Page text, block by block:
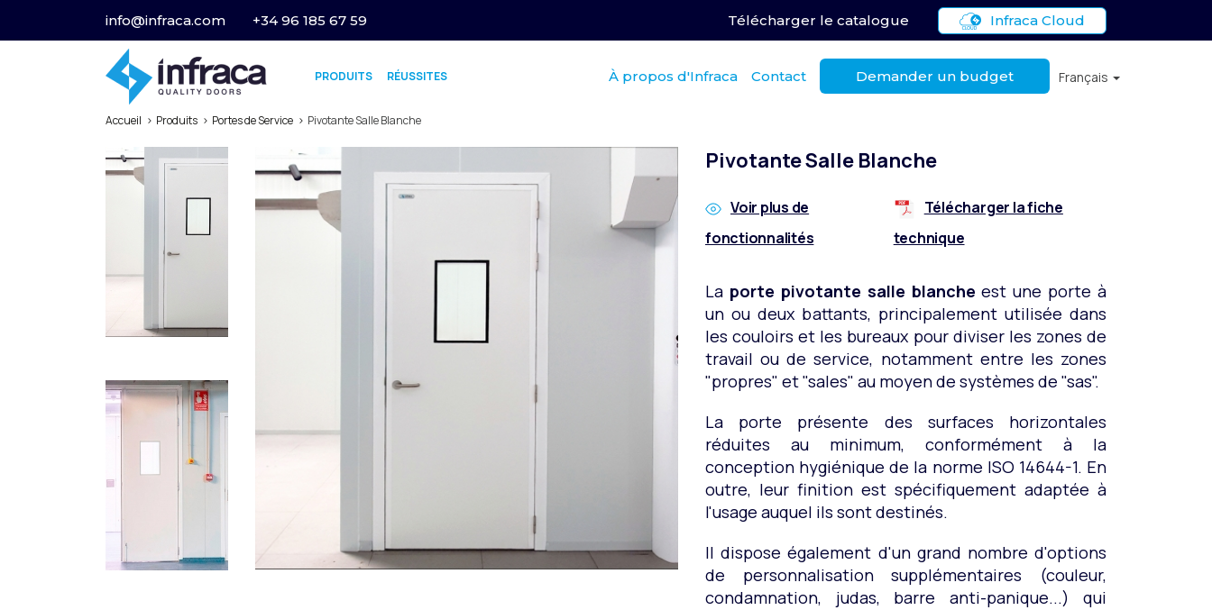
info@infraca.com +34 96 185 67 59 Télécharger le catalogue Infraca Cloud
PRODUITS RÉUSSITES À propos d'Infraca Contact Demander un budget Français
Accueil Produits Portes de Service Pivotante Salle Blanche
Pivotante Salle Blanche
Voir plus de
fonctionnalités
Télécharger la fiche
technique
La porte pivotante salle blanche est une porte à
un ou deux battants, principalement utilisée dans
les couloirs et les bureaux pour diviser les zones de
travail ou de service, notamment entre les zones
"propres" et "sales" au moyen de systèmes de "sas".
La porte présente des surfaces horizontales
réduites au minimum, conformément à la
conception hygiénique de la norme ISO 14644-1. En
outre, leur finition est spécifiquement adaptée à
l'usage auquel ils sont destinés.
Il dispose également d'un grand nombre d'options
de personnalisation supplémentaires (couleur,
condamnation, judas, barre anti-panique...) qui